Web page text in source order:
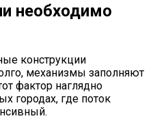
необходимо
конструкции
механизмы заполняют
фактор наглядно
городах, где поток